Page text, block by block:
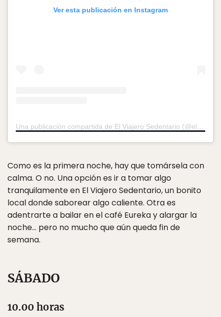
Ver esta publicación en Instagram
Una publicación compartida de El Viajero Sedentario (@elviajerosedentario)
Como es la primera noche, hay que tomársela con
calma. O no. Una opción es ir a tomar algo
tranquilamente en El Viajero Sedentario, un bonito
local donde saborear algo caliente. Otra es
adentrarte a bailar en el café Eureka y alargar la
noche… pero no mucho que aún queda fin de
semana.
SÁBADO
10.00 horas